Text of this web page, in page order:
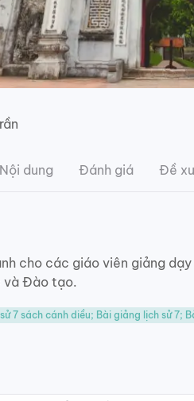
Nội dung Đánh giá Đề
cho các giáo viên giảng
và Đào tạo.
7 sách cánh diều; Bài giảng lịch sử